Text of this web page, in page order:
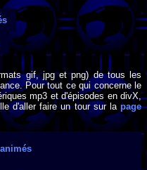
gif, jpg et png) de tous les
Pour tout ce qui concerne le
mp3 et d'épisodes en divX,
d'aller faire un tour sur la page